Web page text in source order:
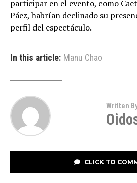
participar en el evento, como
Páez, habrían declinado su
perfil del espectáculo.
In this article: Manu Chao
Written
CLICK TO